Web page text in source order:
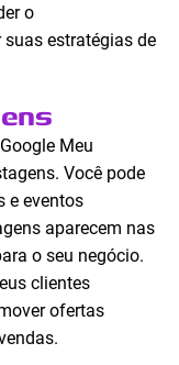
o
estratégias de
Meu
Você pode
e eventos
aparecem nas
o seu negócio.
clientes
ofertas